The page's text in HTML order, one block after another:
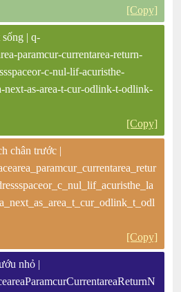
[Copy]
| q-
paramcur-currentarea-return-
c-nul-lif-acuristhe-
next-as-area-t-cur-odlink-t-odlink-
[Copy]
chân trước |
[Copy]
nhỏ |